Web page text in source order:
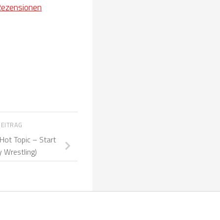
Topic – Start
Wrestling)